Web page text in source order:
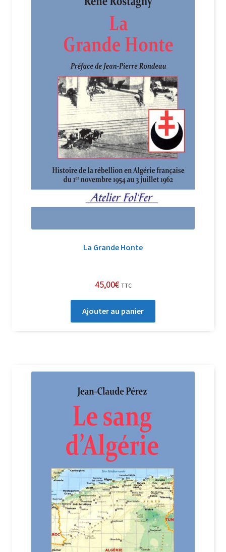
La Grande Honte
45,00€ TTC
Ajouter au panier